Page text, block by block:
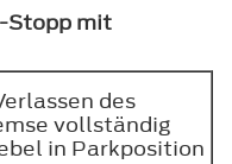
Stopp mit
des
vollständig
in Parkposition